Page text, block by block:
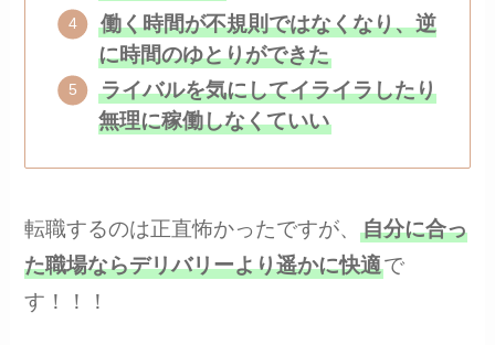
働く時間が不規則ではなくなり、逆
に時間のゆとりができた
ライバルを気にしてイライラしたり
無理に稼働しなくていい
転職するのは正直怖かったですが、自分に合っ
た職場ならデリバリーより遥かに快適で
す！！！